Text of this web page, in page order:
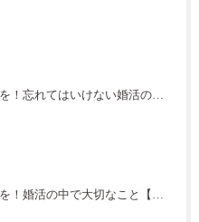
和歌山で婚活を！忘れてはいけない婚活の秘訣【結の会】